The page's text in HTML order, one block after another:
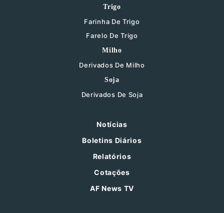
Trigo
Farinha De Trigo
Farelo De Trigo
Milho
Derivados De Milho
Soja
Derivados De Soja
Notícias
Boletins Diários
Relatórios
Cotações
AF News TV